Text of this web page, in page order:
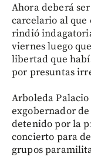
Ahora deberá
carcelario al que
rindió
viernes luego
libertad que
por presuntas
Arboleda
exgobernador
detenido por la
concierto para
grupos